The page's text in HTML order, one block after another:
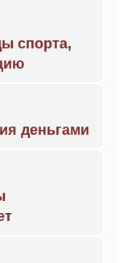
спорта,
деньгами